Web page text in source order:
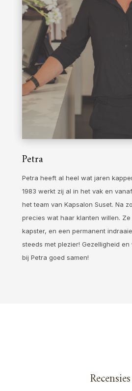
Petra
Petra heeft al heel wat jaren
1983 werkt zij al in het vak en
het team van Kapsalon Suset. Na
precies wat haar klanten willen.
kapster, en een permanent
steeds met plezier! Gezelligheid
bij Petra goed samen!
Recensies